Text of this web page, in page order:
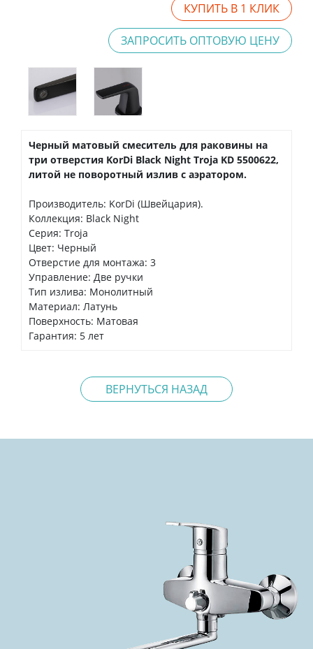
КУПИТЬ В 1 КЛИК
ЗАПРОСИТЬ ОПТОВУЮ ЦЕНУ
Черный матовый смеситель для раковины на
три отверстия KorDi Black Night Troja KD 5500622,
литой не поворотный излив с аэратором.
Производитель: KorDi (Швейцария).
Коллекция: Black Night
Серия: Troja
Цвет: Черный
Отверстие для монтажа: 3
Управление: Две ручки
Тип излива: Монолитный
Материал: Латунь
Поверхность: Матовая
Гарантия: 5 лет
ВЕРНУТЬСЯ НАЗАД